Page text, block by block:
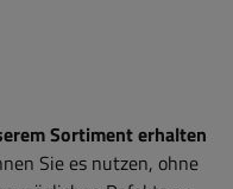
Sortiment erhalten
Sie es nutzen, ohne